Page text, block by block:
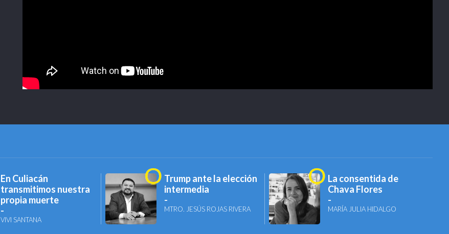
En Culiacán
transmitimos nuestra
propia muerte
VIVI SANTANA
Trump ante la elección
intermedia
MTRO. JESÚS ROJAS RIVERA
La consentida de
Chava Flores
MARÍA JULIA HIDALGO